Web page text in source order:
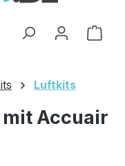
Luftkits
Accuair